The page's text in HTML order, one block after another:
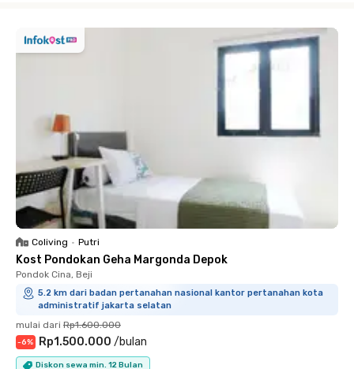
Coliving • Putri
Kost Pondokan Geha Margonda Depok
Pondok Cina, Beji
5.2 km dari badan pertanahan nasional kantor pertanahan kota
administratif jakarta selatan
mulai dari Rp1.600.000
-6% Rp1.500.000 /bulan
Diskon sewa min. 12 Bulan